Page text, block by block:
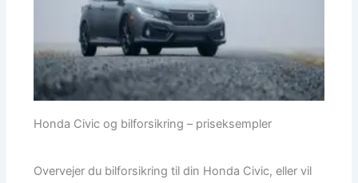
Honda Civic og bilforsikring – priseksempler
Overvejer du bilforsikring til din Honda Civic, eller vil